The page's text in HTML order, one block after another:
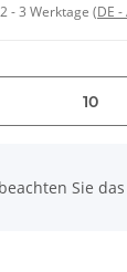
2 - 3 Werktage (DE
Sie